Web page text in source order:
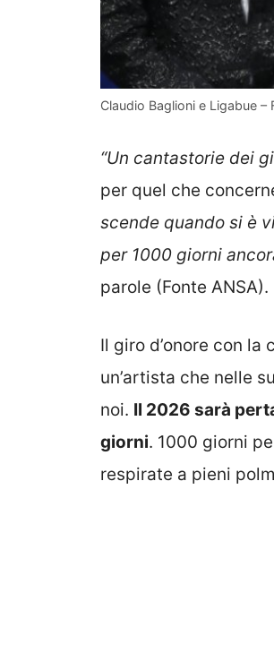
Claudio Baglioni e Ligabue
“Un cantastorie dei
per quel che
scende quando si è
per 1000 giorni
parole (Fonte ANSA).
Il giro d’onore con
un’artista che nelle
noi. Il 2026 sarà
giorni. 1000 giorni
respirate a pieni